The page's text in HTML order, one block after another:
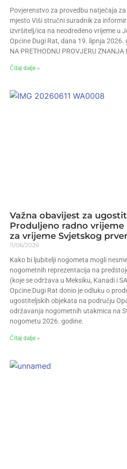
Povjerenstvo za provedbu natječaja
mjesto Viši stručni suradnik za
izvršitelj/ica na neodređeno vrijeme u
Općine Dugi Rat, dana 19. lipnja 2026.
NA PRETHODNU PROVJERU ZNANJA
Čitaj dalje »
Važna obavijest za
Produljeno radno vrijeme
za vrijeme Svjetskog
11/06/2026
Kako bi ljubitelji nogometa mogli
nogometnih reprezentacija na
(koje se održava u Meksiku, Kanadi i
Općine Dugi Rat donio je odluku o
ugostiteljskih objekata na području
održavanja nogometnih utakmica na
nogometu 2026. godine.
Čitaj dalje »